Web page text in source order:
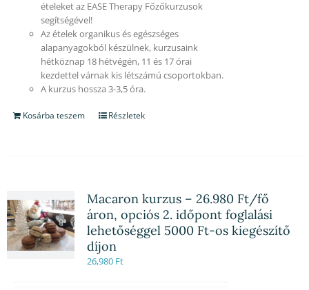
ételeket az EASE Therapy Főzőkurzusok
segítségével!
Az ételek organikus és egészséges
alapanyagokból készülnek, kurzusaink
hétköznap 18 hétvégén, 11 és 17 órai
kezdettel várnak kis létszámú csoportokban.
A kurzus hossza 3-3,5 óra.
Kosárba teszem Részletek
Macaron kurzus – 26.980 Ft/fő
áron, opciós 2. időpont foglalási
lehetőséggel 5000 Ft-os kiegészítő
díjon
26,980 Ft